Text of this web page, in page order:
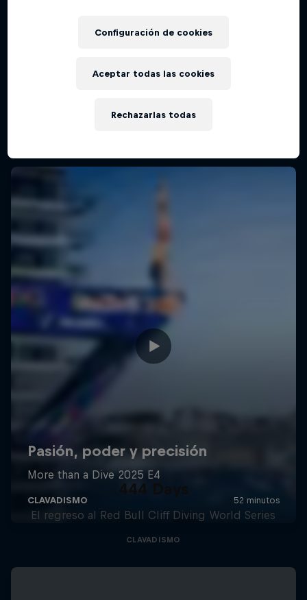
444 Days
El regreso al Red Bull Cliff Diving World Series
CLAVADISMO
Configuración de cookies
Rechazarlas todas
Aceptar todas las cookies